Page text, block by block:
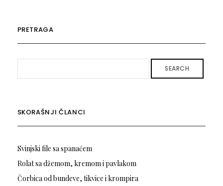
PRETRAGA
SEARCH
SKORAŠNJI ČLANCI
Svinjski file sa spanaćem
Rolat sa džemom, kremom i pavlakom
Čorbica od bundeve, tikvice i krompira